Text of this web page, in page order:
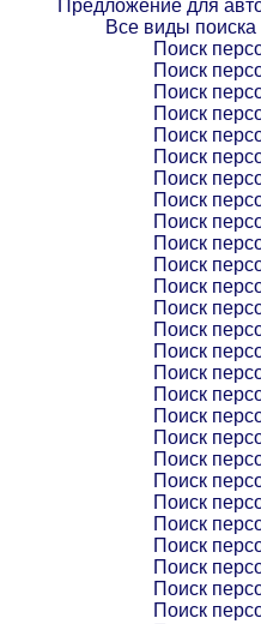
Предложение для
Все виды поиска
Поиск
Поиск
Поиск
Поиск
Поиск
Поиск
Поиск
Поиск
Поиск
Поиск
Поиск
Поиск
Поиск
Поиск
Поиск
Поиск
Поиск
Поиск
Поиск
Поиск
Поиск
Поиск
Поиск
Поиск
Поиск
Поиск
Поиск